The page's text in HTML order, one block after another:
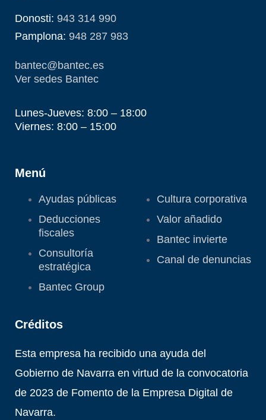
Donosti: 943 314 990
Pamplona: 948 287 983
bantec@bantec.es
Ver sedes Bantec
Lunes-Jueves: 8:00 – 18:00
Viernes: 8:00 – 15:00
Menú
Ayudas públicas
Deducciones
fiscales
Consultoría
estratégica
Bantec Group
Cultura corporativa
Valor añadido
Bantec invierte
Canal de denuncias
Créditos
Esta empresa ha recibido una ayuda del
Gobierno de Navarra en virtud de la convocatoria
de 2023 de Fomento de la Empresa Digital de
Navarra.